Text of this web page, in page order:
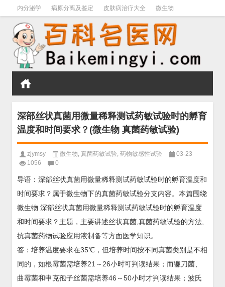
内分泌学 病原分离及鉴定 皮肤病治疗大全 微生物
皮肤病学 男科学 血液病学 心血管 口腔医学 禁戒毒品
深部丝状真菌用微量稀释测试药敏试验时的孵育
温度和时间要求？(微生物 真菌药敏试验)
zjymsy 微生物, 真菌药敏试验, 药物敏感性试验
03-23
1056
0
导语：深部丝状真菌用微量稀释测试药敏试验时的孵育温度和
时间要求？属于微生物下的真菌药敏试验分支内容。本篇围绕
微生物 深部丝状真菌用微量稀释测试药敏试验时的孵育温度
和时间要求？主题，主要讲述丝状真菌,真菌药敏试验的方法,
抗真菌药物试验应用液制备等方面医学知识。
答：培养温度要求在35℃，但培养时间按不同真菌类别是不相
同的，如根霉菌需培养21～26小时可判读结果；而镰刀菌、
曲霉菌和申克孢子丝菌需培养46～50小时才判读结果；波氏